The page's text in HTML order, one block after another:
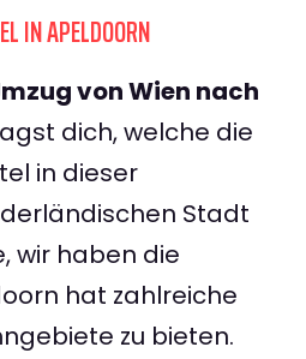
IN APELDOORN
von Wien nach
dich, welche die
in dieser
Stadt
wir haben die
hat zahlreiche
zu bieten.